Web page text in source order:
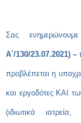
Σας
Α΄/130/23.07.2021) –
προβλέπεται η
και εργοδότες ΚΑΙ
(ιδιωτικά ιατρεία,